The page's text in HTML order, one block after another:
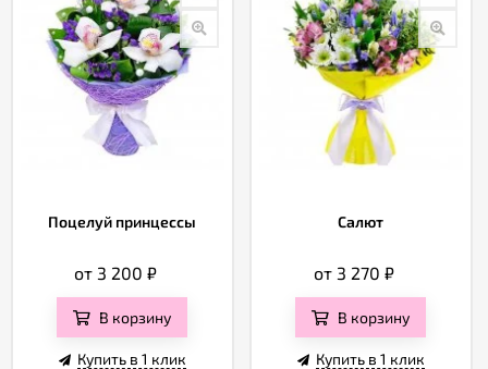
Поцелуй принцессы
от 3 200₽
В корзину
Купить в 1 клик
Салют
от 3 270₽
В корзину
Купить в 1 клик